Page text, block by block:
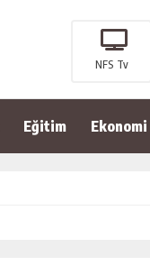
NFS Tv
Eğitim Ekonomi